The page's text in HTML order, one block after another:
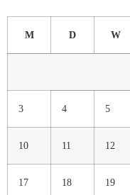
M D W
3 4 5
10 11 12
17 18 19